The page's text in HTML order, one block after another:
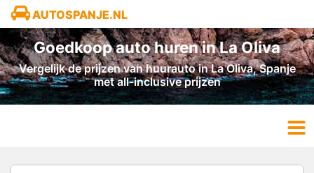
AUTOSPANJE.NL
Goedkoop auto huren in La Oliva
Vergelijk de prijzen van huurauto in La Oliva, Spanje
met all-inclusive prijzen